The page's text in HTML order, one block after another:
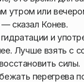
утром или
сказал Конев.
и
Лучше взять с
силы.
перегрева